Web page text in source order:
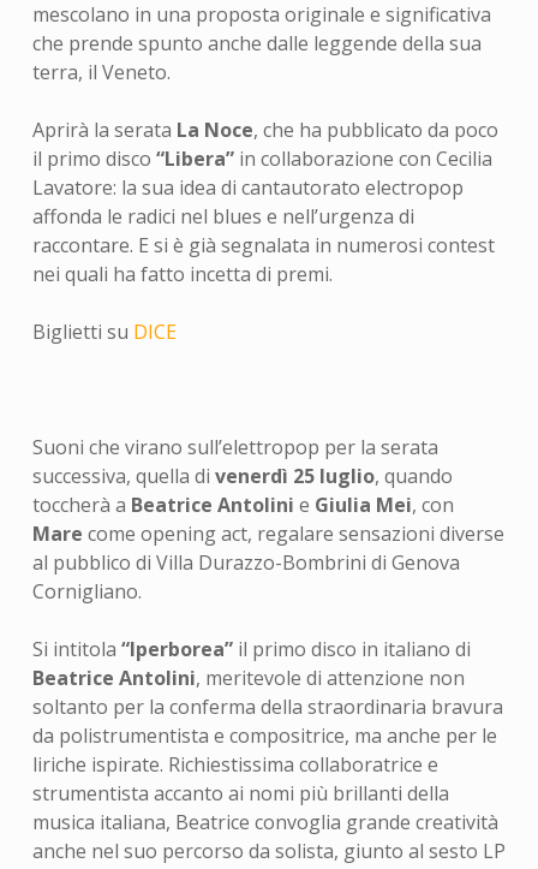
mescolano in una proposta originale e significativa
che prende spunto anche dalle leggende della sua
terra, il Veneto.
Aprirà la serata La Noce, che ha pubblicato da poco
il primo disco “Libera”in collaborazione con Cecilia
Lavatore: la sua idea di cantautorato electropop
affonda le radici nel blues e nell’urgenza di
raccontare. E si è già segnalata in numerosi contest
nei quali ha fatto incetta di premi.
Biglietti su DICE
Suoni che virano sull’elettropop per la serata
successiva, quella di venerdì 25 luglio, quando
toccherà a Beatrice Antolini e Giulia Mei, con
Mare come opening act, regalare sensazioni diverse
al pubblico di Villa Durazzo-Bombrini di Genova
Cornigliano.
Si intitola “Iperborea” il primo disco in italiano di
Beatrice Antolini, meritevole di attenzione non
soltanto per la conferma della straordinaria bravura
da polistrumentista e compositrice, ma anche per le
liriche ispirate. Richiestissima collaboratrice e
strumentista accanto ai nomi più brillanti della
musica italiana, Beatrice convoglia grande creatività
anche nel suo percorso da solista, giunto al sesto LP